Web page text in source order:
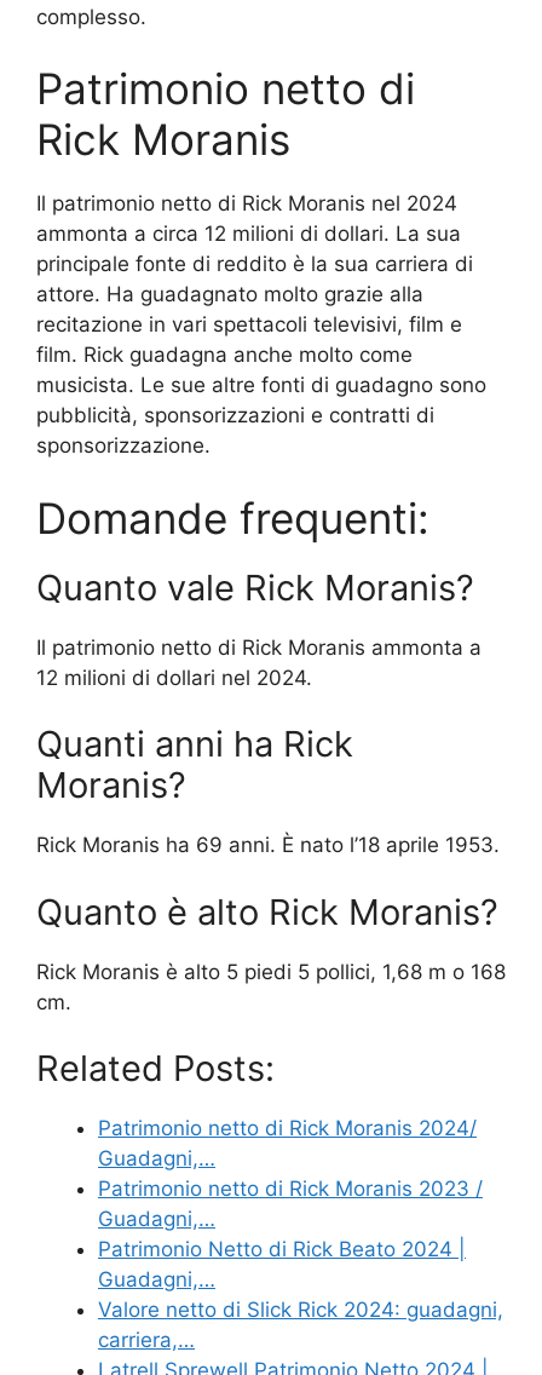
complesso.
Patrimonio netto di
Rick Moranis
Il patrimonio netto di Rick Moranis nel 2024
ammonta a circa 12 milioni di dollari. La sua
principale fonte di reddito è la sua carriera di
attore. Ha guadagnato molto grazie alla
recitazione in vari spettacoli televisivi, film e
film. Rick guadagna anche molto come
musicista. Le sue altre fonti di guadagno sono
pubblicità, sponsorizzazioni e contratti di
sponsorizzazione.
Domande frequenti:
Quanto vale Rick Moranis?
Il patrimonio netto di Rick Moranis ammonta a
12 milioni di dollari nel 2024.
Quanti anni ha Rick
Moranis?
Rick Moranis ha 69 anni. È nato l’18 aprile 1953.
Quanto è alto Rick Moranis?
Rick Moranis è alto 5 piedi 5 pollici, 1,68 m o 168
cm.
Related Posts:
Patrimonio netto di Rick Moranis 2024/
Guadagni,…
Patrimonio netto di Rick Moranis 2023 /
Guadagni,…
Patrimonio Netto di Rick Beato 2024 |
Guadagni,…
Valore netto di Slick Rick 2024: guadagni,
carriera,…